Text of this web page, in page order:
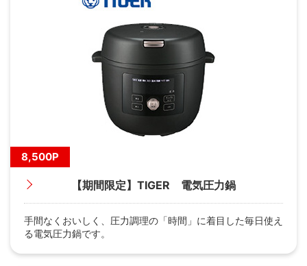
8,500P
【期間限定】TIGER 電気圧力鍋
手間なくおいしく、圧力調理の「時間」に着目した毎日使え
る電気圧力鍋です。